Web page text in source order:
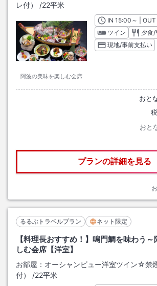
レ付）
/22平米
阿波の美味を楽しむ会席
INチェックイン
15:00 ～ | OUT
ツイン
夕食/
現地/事前支払い
おと
おと
プランの詳細を見る
るるぶトラベルプラン ネット限定
【料理長おすすめ！】鳴門鯛を味わう
しむ会席【洋室】
お部屋： オーシャンビュー洋室ツイン☆禁
付）
/22平米